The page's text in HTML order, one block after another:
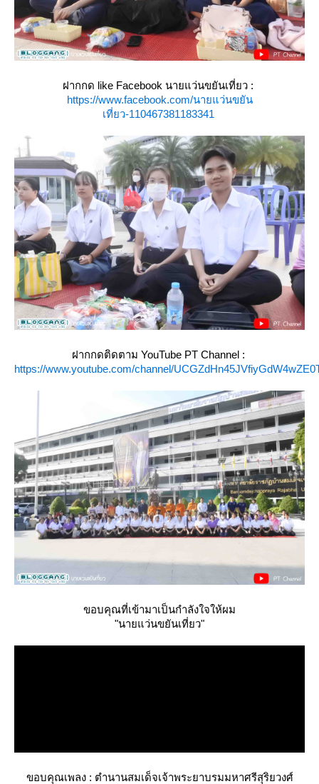
ฝากกด like Facebook นายแว่นขยันเที่ยว :
https://www.facebook.com/นายแว่นขยัน
เที่ยว-110467381183341
ฝากกดติดตาม YouTube PT Channel :
https://www.youtube.com/channel/
ขอบคุณที่เข้ามาเป็นกำลังใจให้ผม
"นายแว่นขยันเที่ยว"
ขอบคุณเพลง : ตำนานสมเด็จเจ้าพระยาบรมมหาศรีสุริยวงศ์